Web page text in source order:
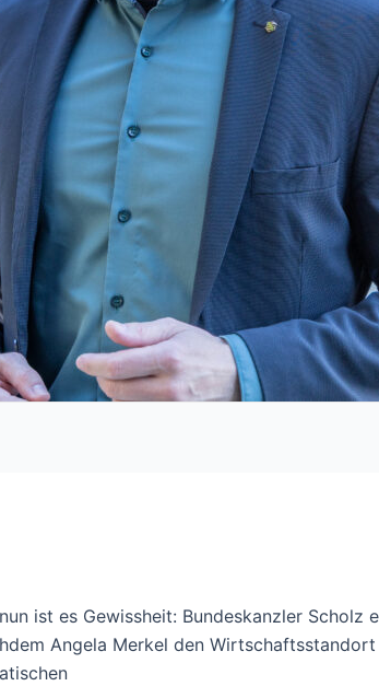
ist es Gewissheit: Bundeskanzler Scholz
Angela Merkel den